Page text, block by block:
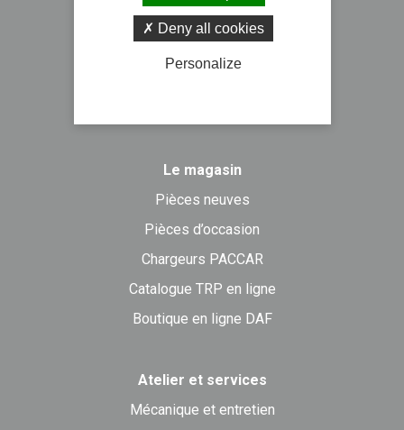
NISSAN Trucks
Le magasin
Pièces neuves
Pièces d’occasion
Chargeurs PACCAR
Catalogue TRP en ligne
Boutique en ligne DAF
Atelier et services
Mécanique et entretien
Deny all cookies
Personalize